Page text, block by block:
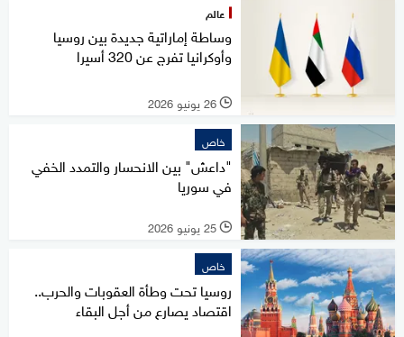
عالم
وساطة إماراتية جديدة بين روسيا
وأوكرانيا تفرج عن 320 أسيرا
l 26 يونيو 2026
خاص
"داعش" بين الانحسار والتمدد الخفي
في سوريا
l 25 يونيو 2026
خاص
روسيا تحت وطأة العقوبات والحرب..
اقتصاد يصارع من أجل البقاء